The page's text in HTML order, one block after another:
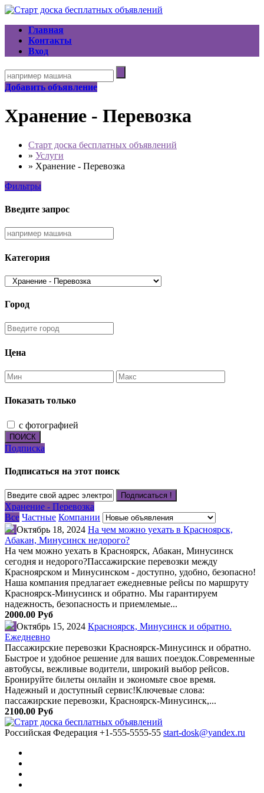
Главная
Контакты
Вход
Добавить объявление
Хранение - Перевозка
Старт доска бесплатных объявлений
» Услуги
» Хранение - Перевозка
Фильтры
Введите запрос
Категория
Город
Цена
Показать только
с фотографией
ПОИСК
Подписка
Подписаться на этот поиск
Подписаться !
Хранение - Перевозка
Все Частные Компании
Октябрь 18, 2024 На чем можно уехать в Красноярск,
Абакан, Минусинск недорого?
На чем можно уехать в Красноярск, Абакан, Минусинск
сегодня и недорого?Пассажирские перевозки между
Красноярском и Минусинском - доступно, удобно, безопасно!
Наша компания предлагает ежедневные рейсы по маршруту
Красноярск-Минусинск и обратно. Мы гарантируем
надежность, безопасность и приемлемые...
2000.00 Руб
Октябрь 15, 2024 Красноярск, Минусинск и обратно.
Ежедневно
Пассажирские перевозки Красноярск-Минусинск и обратно.
Быстрое и удобное решение для ваших поездок.Современные
автобусы, вежливые водители, широкий выбор рейсов.
Бронируйте билеты онлайн и экономьте свое время.
Надежный и доступный сервис!Ключевые слова:
пассажирские перевозки, Красноярск-Минусинск,...
2100.00 Руб
Российская Федерация +1-555-5555-55 start-dosk@yandex.ru